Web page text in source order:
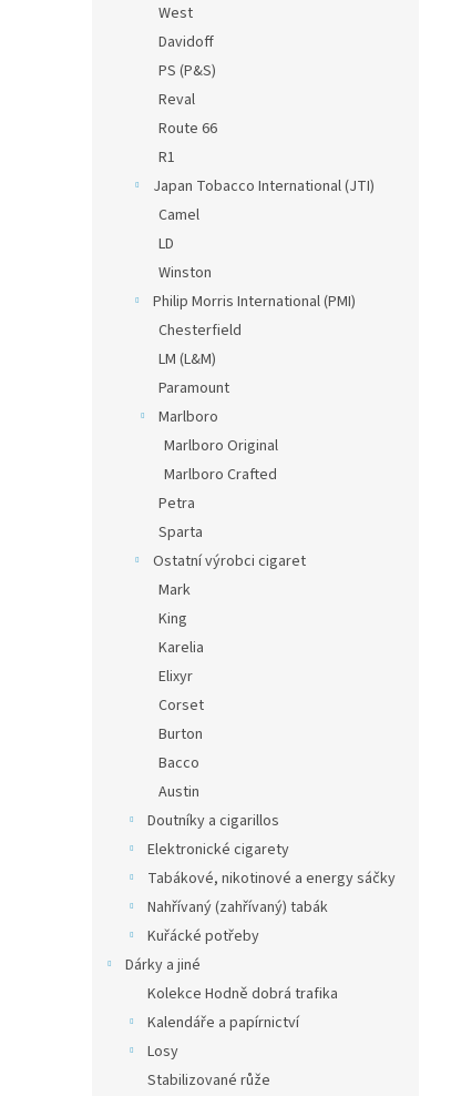
West
Davidoff
PS (P&S)
Reval
Route 66
R1
Japan Tobacco International (JTI)
Camel
LD
Winston
Philip Morris International (PMI)
Chesterfield
LM (L&M)
Paramount
Marlboro
Marlboro Original
Marlboro Crafted
Petra
Sparta
Ostatní výrobci cigaret
Mark
King
Karelia
Elixyr
Corset
Burton
Bacco
Austin
Doutníky a cigarillos
Elektronické cigarety
Tabákové, nikotinové a energy sáčky
Nahřívaný (zahřívaný) tabák
Kuřácké potřeby
Dárky a jiné
Kolekce Hodně dobrá trafika
Kalendáře a papírnictví
Losy
Stabilizované růže